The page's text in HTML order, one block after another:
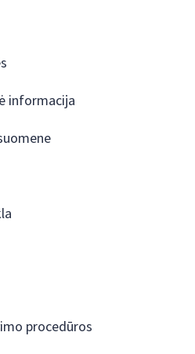
informacija
procedūros